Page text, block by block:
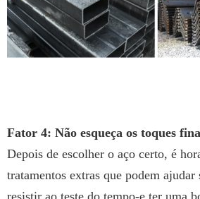
Fator 4: Não esqueça os toques
Depois de escolher o aço certo, é
tratamentos extras que podem ajudar
resistir ao teste do tempo-e ter uma